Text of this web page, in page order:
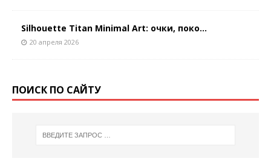
Silhouette Titan Minimal Art: очки, поко...
20 апреля 2026
ПОИСК ПО САЙТУ